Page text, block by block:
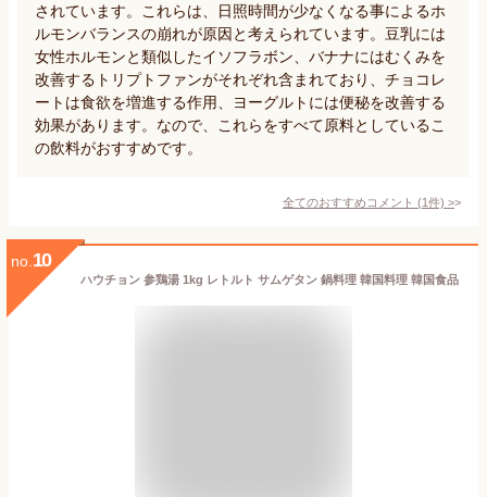
されています。これらは、日照時間が少なくなる事によるホ
ルモンバランスの崩れが原因と考えられています。豆乳には
女性ホルモンと類似したイソフラボン、バナナにはむくみを
改善するトリプトファンがそれぞれ含まれており、チョコレ
ートは食欲を増進する作用、ヨーグルトには便秘を改善する
効果があります。なので、これらをすべて原料としているこ
の飲料がおすすめです。
全てのおすすめコメント (1件) >
no. 10
ハウチョン 参鶏湯 1kg レトルト サムゲタン 鍋料理 韓国料理 韓国食品